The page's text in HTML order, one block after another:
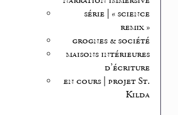
série | « science
remix »
grognes & société
maisons intérieures
d’écriture
en cours | projet St.
Kilda